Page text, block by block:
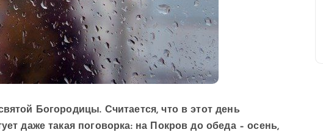
Богородицы. Считается, что в этот день
даже такая поговорка: на Покров до обеда – осень,